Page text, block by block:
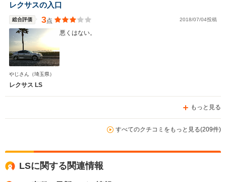
レクサスの入口
総合評価 3点 2018/07/04投稿
悪くはない。
やじさん （埼玉県）
レクサス LS
もっと見る
すべてのクチコミをもっと見る(209件)
LSに関する関連情報